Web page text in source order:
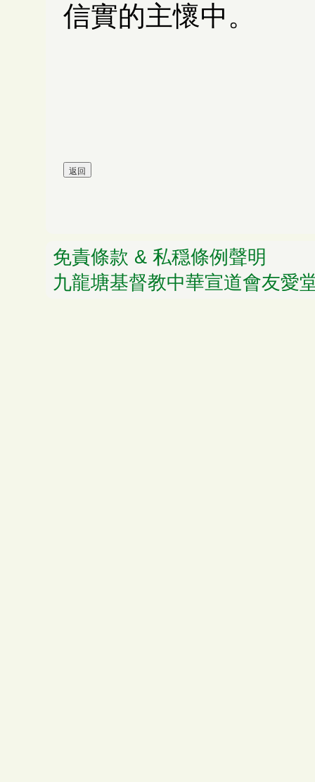
信實的主懷中。
免責條款 & 私穏條例聲明
九龍塘基督教中華宣道會友愛